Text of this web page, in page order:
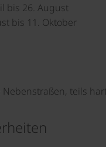
bis 26. August
bis 11. Oktober
teils